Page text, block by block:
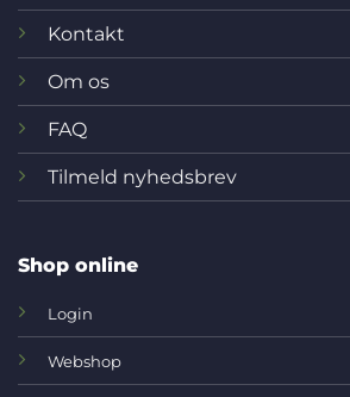
Kontakt
Om os
FAQ
Tilmeld nyhedsbrev
Shop online
Login
Webshop